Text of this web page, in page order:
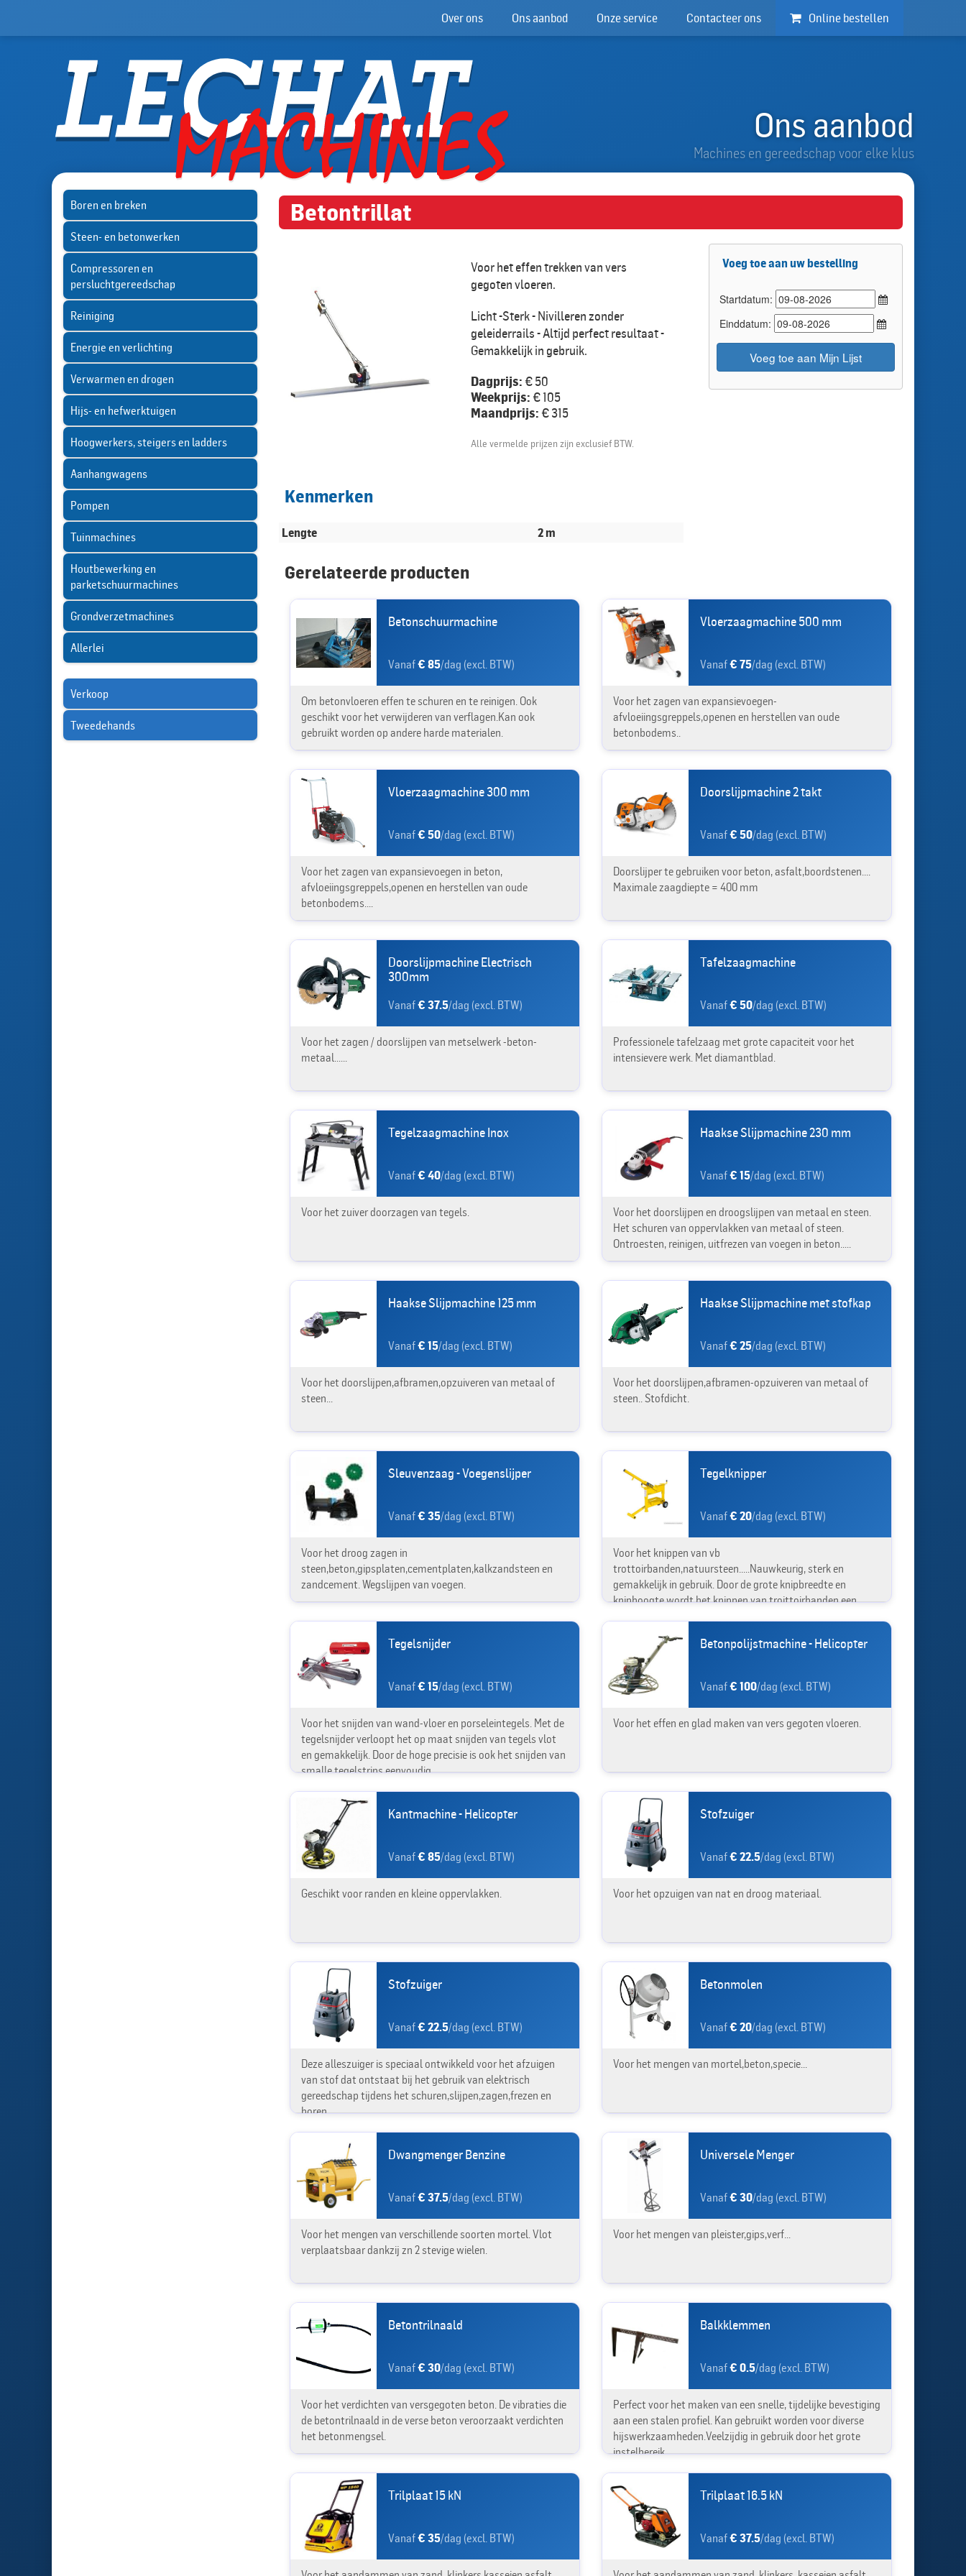
Over ons Ons aanbod Onze service Contacteer ons Online bestellen
Ons aanbod
Machines en gereedschap voor elke klus
Boren en breken
Steen- en betonwerken
Compressoren en
persluchtgereedschap
Reiniging
Energie en verlichting
Verwarmen en drogen
Hijs- en hefwerktuigen
Hoogwerkers, steigers en ladders
Aanhangwagens
Pompen
Tuinmachines
Houtbewerking en
parketschuurmachines
Grondverzetmachines
Allerlei
Verkoop
Tweedehands
Betontrillat
Voor het effen trekken van vers
gegoten vloeren.
Licht -Sterk - Nivilleren zonder
geleiderrails - Altijd perfect resultaat -
Gemakkelijk in gebruik.
Dagprijs: € 50
Weekprijs: € 105
Maandprijs: € 315
Alle vermelde prijzen zijn exclusief BTW.
Kenmerken
Lengte 2 m
Voeg toe aan uw bestelling
Startdatum:
Einddatum:
Voeg toe aan Mijn Lijst
Gerelateerde producten
Betonschuurmachine
Vanaf€ 85/dag (excl. BTW)
Om betonvloeren effen te schuren en te reinigen. Ook
geschikt voor het verwijderen van verflagen.Kan ook
gebruikt worden op andere harde materialen.
Vloerzaagmachine 500 mm
Vanaf€ 75/dag (excl. BTW)
Voor het zagen van expansievoegen-
afvloeiingsgreppels,openen en herstellen van oude
betonbodems..
Vloerzaagmachine 300 mm
Vanaf€ 50/dag (excl. BTW)
Voor het zagen van expansievoegen in beton,
afvloeiingsgreppels,openen en herstellen van oude
betonbodems....
Doorslijpmachine 2 takt
Vanaf€ 50/dag (excl. BTW)
Doorslijper te gebruiken voor beton, asfalt,boordstenen....
Maximale zaagdiepte = 400 mm
Doorslijpmachine Electrisch
300mm
Vanaf€ 37.5/dag (excl. BTW)
Voor het zagen / doorslijpen van metselwerk -beton-
metaal......
Tafelzaagmachine
Vanaf€ 50/dag (excl. BTW)
Professionele tafelzaag met grote capaciteit voor het
intensievere werk. Met diamantblad.
Tegelzaagmachine Inox
Vanaf€ 40/dag (excl. BTW)
Voor het zuiver doorzagen van tegels.
Haakse Slijpmachine 230 mm
Vanaf€ 15/dag (excl. BTW)
Voor het doorslijpen en droogslijpen van metaal en steen.
Het schuren van oppervlakken van metaal of steen.
Ontroesten, reinigen, uitfrezen van voegen in beton.....
Haakse Slijpmachine 125 mm
Vanaf€ 15/dag (excl. BTW)
Voor het doorslijpen,afbramen,opzuiveren van metaal of
steen...
Haakse Slijpmachine met stofkap
Vanaf€ 25/dag (excl. BTW)
Voor het doorslijpen,afbramen-opzuiveren van metaal of
steen.. Stofdicht.
Sleuvenzaag - Voegenslijper
Vanaf€ 35/dag (excl. BTW)
Voor het droog zagen in
steen,beton,gipsplaten,cementplaten,kalkzandsteen en
zandcement. Wegslijpen van voegen.
Tegelknipper
Vanaf€ 20/dag (excl. BTW)
Voor het knippen van vb
trottoirbanden,natuursteen.....Nauwkeurig, sterk en
gemakkelijk in gebruik. Door de grote knipbreedte en
kniphoogte wordt het knippen van troittoirbanden een
Tegelsnijder
Vanaf€ 15/dag (excl. BTW)
Voor het snijden van wand-vloer en porseleintegels. Met de
tegelsnijder verloopt het op maat snijden van tegels vlot
en gemakkelijk. Door de hoge precisie is ook het snijden van
smalle tegelstrips eenvoudig.
Betonpolijstmachine - Helicopter
Vanaf€ 100/dag (excl. BTW)
Voor het effen en glad maken van vers gegoten vloeren.
Kantmachine - Helicopter
Vanaf€ 85/dag (excl. BTW)
Geschikt voor randen en kleine oppervlakken.
Stofzuiger
Vanaf€ 22.5/dag (excl. BTW)
Voor het opzuigen van nat en droog materiaal.
Stofzuiger
Vanaf€ 22.5/dag (excl. BTW)
Deze alleszuiger is speciaal ontwikkeld voor het afzuigen
van stof dat ontstaat bij het gebruik van elektrisch
gereedschap tijdens het schuren,slijpen,zagen,frezen en
boren.
Betonmolen
Vanaf€ 20/dag (excl. BTW)
Voor het mengen van mortel,beton,specie...
Dwangmenger Benzine
Vanaf€ 37.5/dag (excl. BTW)
Voor het mengen van verschillende soorten mortel. Vlot
verplaatsbaar dankzij zn 2 stevige wielen.
Universele Menger
Vanaf€ 30/dag (excl. BTW)
Voor het mengen van pleister,gips,verf...
Betontrilnaald
Vanaf€ 30/dag (excl. BTW)
Voor het verdichten van versgegoten beton. De vibraties die
de betontrilnaald in de verse beton veroorzaakt verdichten
het betonmengsel.
Balkklemmen
Vanaf€ 0.5/dag (excl. BTW)
Perfect voor het maken van een snelle, tijdelijke bevestiging
aan een stalen profiel. Kan gebruikt worden voor diverse
hijswerkzaamheden.Veelzijdig in gebruik door het grote
instelbereik.
Trilplaat 15 kN
Vanaf€ 35/dag (excl. BTW)
Trilplaat 16.5 kN
Vanaf€ 37.5/dag (excl. BTW)